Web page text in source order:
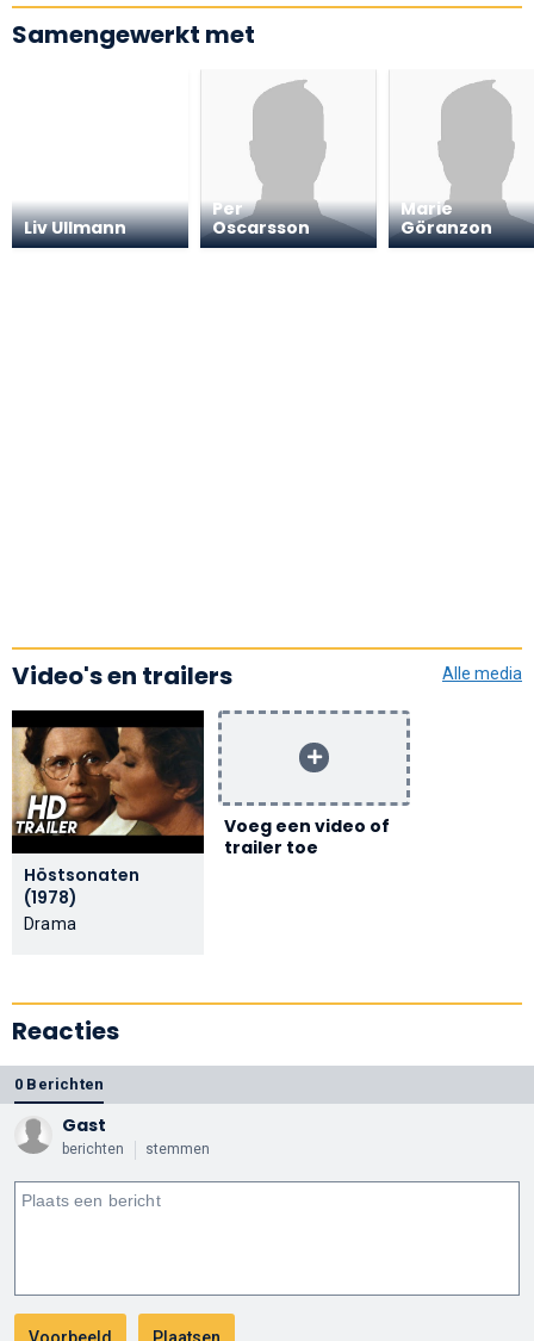
Samengewerkt met
Liv Ullmann
Per
Oscarsson
Marie
Göranzon
Video's en trailers Alle media
Höstsonaten
(1978)
Drama
Voeg een video of
trailer toe
Reacties
0 Berichten
Gast
berichten stemmen